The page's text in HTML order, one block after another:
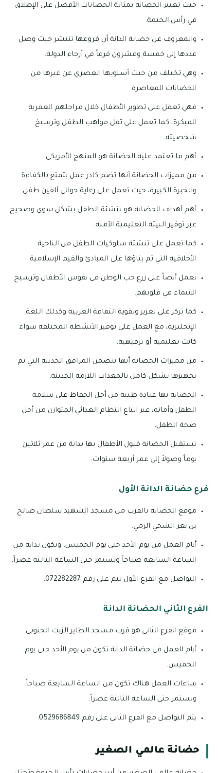
حيث تعتبر الحصانة بمثابة الحضانات الأفضل على الإطلاق
في رأس الخيمة.
والمعروف عن حضانة الدانة أن فروعها تنتشر حيث وصل
عددها إلى خمسة وعشرون فرعاً في أرجاء الدولة.
وهي تختلف من حيث أسلوبها العصري عن غيرها من
الحضانات المعاصرة.
فهي تعمل على تطوير الأطفال خلال مراحلهم العمرية
المبكرة، كما تعمل على ثقل مواهب الطفل وترسيخ
شخصيته.
أهم ما تعتمد عليه الحضانة هو المنهج الأمريكي.
من مميزات الحضانة أنها تضم كادر عمل يتمتع بالكفاءة
والخبرة الكبيرة، حيث تعمل على رعاية حوالي ألفين طفل.
أهم أهداف الحضانة هو تنشئة الطفل بشكل سوي وصحيح
عبر توفير البيئة التعليمية الآمنة.
كما تعمل على تنشئة سلوكيات الطفل من الناحية
الأخلاقية التي تم بناؤها على المبادئ والقيم الإسلامية.
تعمل أيضاً على زرع حب الوطن في نفوس الأطفال وترسيخ
الانتماء في قلوبهم.
كما تركز على تعزيز وتقوية الثقافة العربية وكذلك اللغة
الإنجليزية، مع العمل على توفير الأنشطة المختلفة سواء
كانت تعليمية أو ترفيهية.
من مميزات الحضانة أنها تتضمن المرافق الحديثة التي تم
تجهيزها بشكل كامل بالمعدات اللازمة الحديثة.
الحضانة بها عيادة طبية من أجل الحفاظ على سلامة
الطفل وأمانه، عبر اتباع النظام الغذائي المتوازن من أجل
صحة الطفل.
تستقبل الحضانة قبول الأطفال بها بداية من عمر ثلاثين
يوماً وصولاً إلى عمر أربعة سنوات.
فرع حضانة الدانة الأول
موقع الحضانة بالقرب من مسجد الشهيد سلطان صالح
بن نغر الشحي الرمي.
أيام العمل من يوم الأحد حتى يوم الخميس، وتكون بداية من
الساعة السابعة صباحاً وتستمر حتى الساعة الثالثة عصراً.
التواصل مع الفرع الأول تتم على رقم 072282287.
الفرع الثاني الحضانة الدانة
موقع الفرع الثاني هو قرب مسجد الطاير الزيت الجنوبي.
أيام العمل في حضانة الدانة تكون من يوم الأحد حتى يوم
الخميس.
ساعات العمل هناك تكون من الساعة السابعة صباحاً
وتستمر حتى الساعة الثالثة عصراً.
يتم التواصل مع الفرع الثاني على رقم 0529686849.
حضانة عالمي الصغير